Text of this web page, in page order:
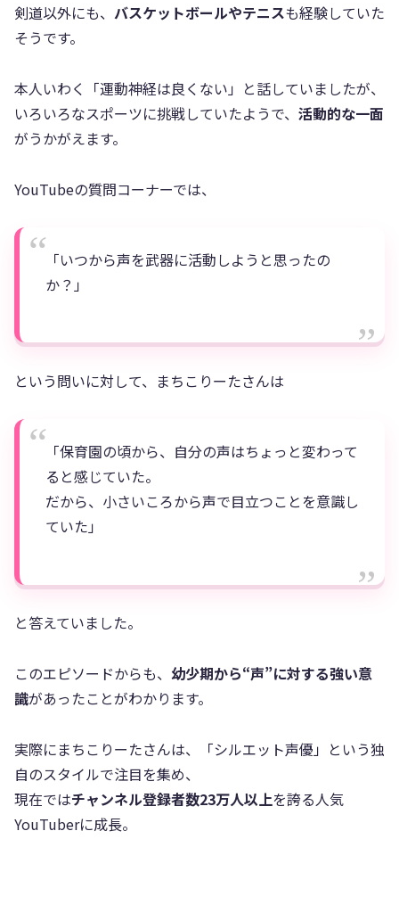
剣道以外にも、 バスケットボールやテニスも経験していた
そうです。
本人いわく「運動神経は良くない」と話していましたが、
いろいろなスポーツに挑戦していたようで、 活動的な一面
がうかがえます。
YouTubeの質問コーナーでは、
「いつから声を武器に活動しようと思ったの
か？」
という問いに対して、まちこりーたさんは
「保育園の頃から、自分の声はちょっと変わって
ると感じていた。
だから、小さいころから声で目立つことを意識し
ていた」
と答えていました。
このエピソードからも、 幼少期から“声”に対する強い意
識があったことがわかります。
実際にまちこりーたさんは、「シルエット声優」という独
自のスタイルで注目を集め、
現在ではチャンネル登録者数23万人以上を誇る人気
YouTuberに成長。